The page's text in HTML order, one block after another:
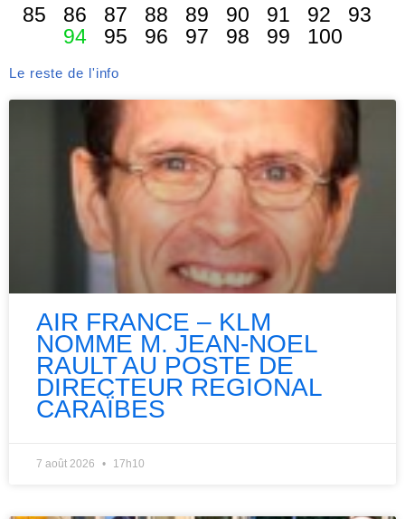
85
86 87 88 89 90 91 92
93
94
95 96 97 98 99 100
Le reste de l'info
AIR FRANCE – KLM
NOMME M. JEAN-NOEL
RAULT AU POSTE DE
DIRECTEUR REGIONAL
CARAÏBES
7 août 2026 17h10